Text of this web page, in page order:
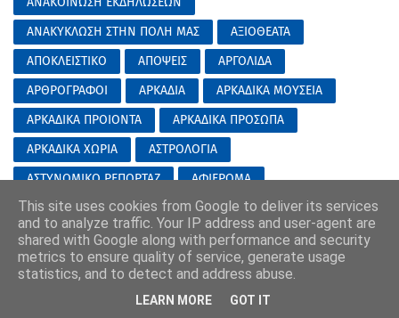
ΑΝΑΚΥΚΛΩΣΗ ΣΤΗΝ ΠΟΛΗ ΜΑΣ
ΑΞΙΟΘΕΑΤΑ
ΑΠΟΚΛΕΙΣΤΙΚΟ
ΑΠΟΨΕΙΣ
ΑΡΓΟΛΙΔΑ
ΑΡΘΡΟΓΡΑΦΟΙ
ΑΡΚΑΔΙΑ
ΑΡΚΑΔΙΚΑ ΜΟΥΣΕΙΑ
ΑΡΚΑΔΙΚΑ ΠΡΟΙΟΝΤΑ
ΑΡΚΑΔΙΚΑ ΠΡΟΣΩΠΑ
ΑΡΚΑΔΙΚΑ ΧΩΡΙΑ
ΑΣΤΡΟΛΟΓΙΑ
ΑΣΤΥΝΟΜΙΚΟ ΡΕΠΟΡΤΑΖ
ΑΦΙΕΡΩΜΑ
ΑΧΡΗΣΤΗ ΠΛΗΡΟΦΟΡΙΑ ΗΜΕΡΑΣ
ΒΙΒΛΙΑ
ΒΟΡΕΙΑ ΚΥΝΟΥΡΙΑ
ΒΡΑΔΥΝΗ ΑΝΑΦΟΡΑ...
ΓΑΜΟΙ ΒΑΠΤΙΣΕΙΣ
ΓΕΝΙΚΕΣ ΕΙΔΗΣΕΙΣ
ΓΙΟΡΤΕΣ ΣΤΗΝ ΑΡΚΑΔΙΑ
ΓΟΡΤΥΝΙΑ
This site uses cookies from Google to deliver its services
and to analyze traffic. Your IP address and user-agent are
shared with Google along with performance and security
metrics to ensure quality of service, generate usage
statistics, and to detect and address abuse.
LEARN MORE GOT IT